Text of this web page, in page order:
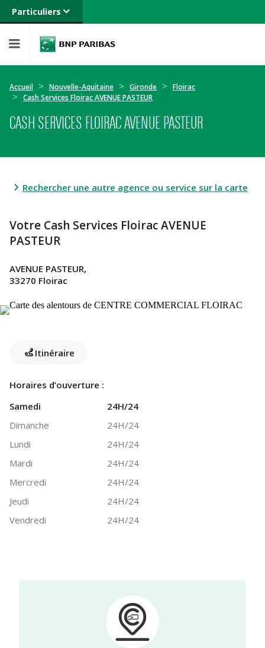
Particuliers
Banque privée
Entreprises
Accueil Nouvelle-Aquitaine Gironde
Floirac
Cash Services Floirac AVENUE PASTEUR
CASH SERVICES FLOIRAC AVENUE PASTEUR
Rechercher une autre agence ou service sur la carte
Votre Cash Services Floirac AVENUE
PASTEUR
AVENUE PASTEUR,
33270 Floirac
Itinéraire
Horaires d’ouverture :
Samedi
24H/24
Dimanche
24H/24
Lundi
24H/24
Mardi
24H/24
Mercredi
24H/24
Jeudi
24H/24
Vendredi
24H/24